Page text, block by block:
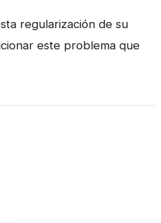
regularización de su
este problema que